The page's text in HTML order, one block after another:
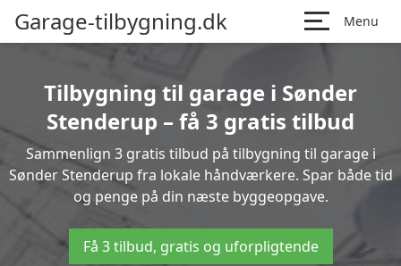
Garage-tilbygning.dk Menu
Tilbygning til garage i Sønder
Stenderup – få 3 gratis tilbud
Sammenlign 3 gratis tilbud på tilbygning til garage i
Sønder Stenderup fra lokale håndværkere. Spar både tid
og penge på din næste byggeopgave.
Få 3 tilbud, gratis og uforpligtende